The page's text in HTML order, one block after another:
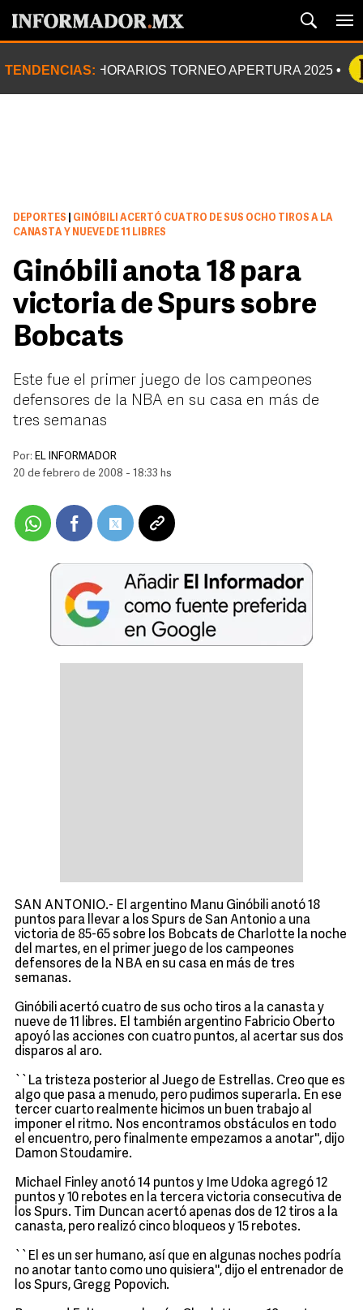
TENDENCIAS: HORARIOS TORNEO APERTURA 2025
DEPORTES
GINÓBILI ACERTÓ CUATRO DE SUS OCHO TIROS A LA
CANASTA Y NUEVE DE 11 LIBRES
Ginóbili anota 18 para
victoria de Spurs sobre
Bobcats
Este fue el primer juego de los campeones
defensores de la NBA en su casa en más de
tres semanas
Por: EL INFORMADOR
20 de febrero de 2008 - 18:33 hs
SAN ANTONIO.- El argentino Manu Ginóbili anotó 18
puntos para llevar a los Spurs de San Antonio a una
victoria de 85-65 sobre los Bobcats de Charlotte la noche
del martes, en el primer juego de los campeones
defensores de la NBA en su casa en más de tres
semanas.
Ginóbili acertó cuatro de sus ocho tiros a la canasta y
nueve de 11 libres. El también argentino Fabricio Oberto
apoyó las acciones con cuatro puntos, al acertar sus dos
disparos al aro.
``La tristeza posterior al Juego de Estrellas. Creo que es
algo que pasa a menudo, pero pudimos superarla. En ese
tercer cuarto realmente hicimos un buen trabajo al
imponer el ritmo. Nos encontramos obstáculos en todo
el encuentro, pero finalmente empezamos a anotar'', dijo
Damon Stoudamire.
Michael Finley anotó 14 puntos y Ime Udoka agregó 12
puntos y 10 rebotes en la tercera victoria consecutiva de
los Spurs. Tim Duncan acertó apenas dos de 12 tiros a la
canasta, pero realizó cinco bloqueos y 15 rebotes.
``El es un ser humano, así que en algunas noches podría
no anotar tanto como uno quisiera'', dijo el entrenador de
los Spurs, Gregg Popovich.